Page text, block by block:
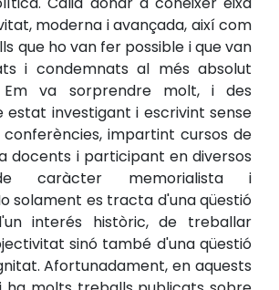
moderna i avançada, així com
que ho van fer possible i que van
i condemnats al més absolut
Em va sorprendre molt, i des
estat investigant i escrivint sense
impartint cursos de
docents i participant en diversos
caràcter memorialista i
solament es tracta d'una qüestió
interés històric, de treballar
sinó també d'una qüestió
Afortunadament, en aquests